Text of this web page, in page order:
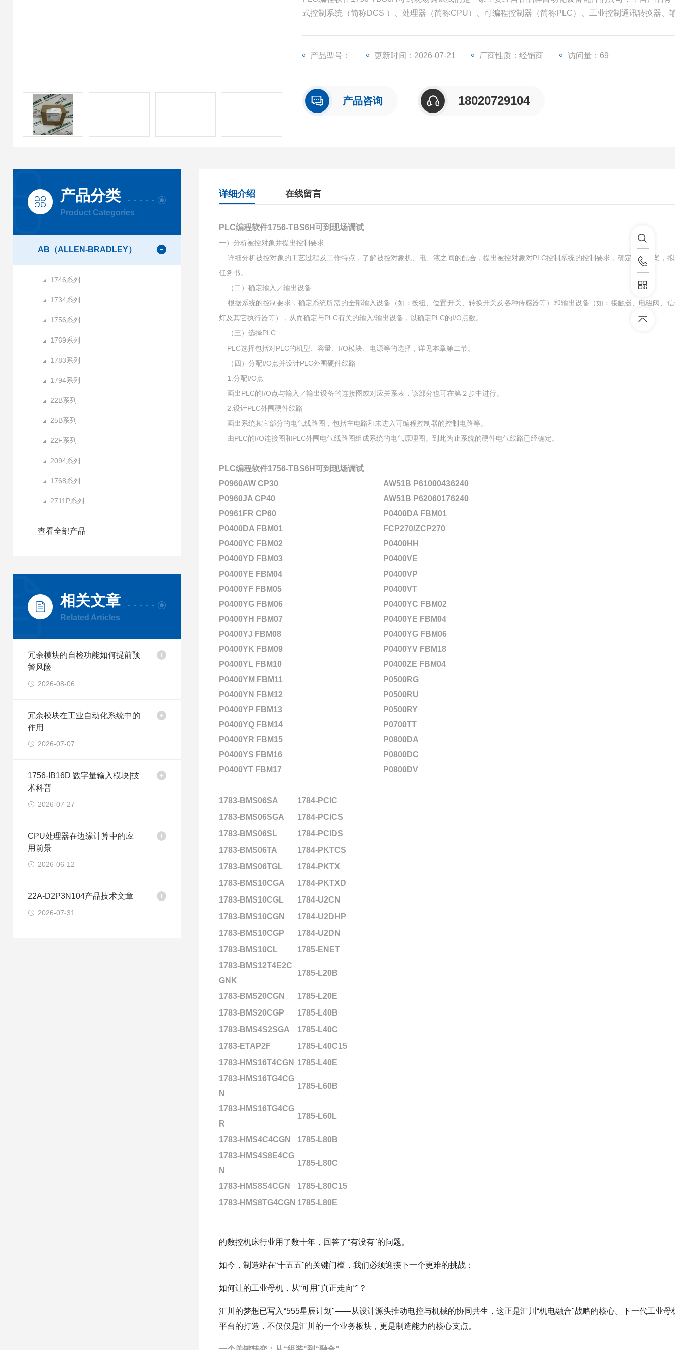
式控制系统（简称DCS ）、处理器（简称CPU）、可编程控制器（简称PLC）、工业控制通讯转换器、
产品型号： 更新时间：2026-07-21 厂商性质：经销商 访问量：69
产品咨询 18020729104
产品分类
Product Categories
AB（ALLEN-BRADLEY）
1746系列
1734系列
1756系列
1769系列
1783系列
1794系列
22B系列
25B系列
22F系列
2094系列
1768系列
2711P系列
查看全部产品
相关文章
Related Articles
冗余模块的自检功能如何提前预
警风险
2026-08-06
冗余模块在工业自动化系统中的
作用
2026-07-07
1756-IB16D 数字量输入模块|技
术科普
2026-07-27
CPU处理器在边缘计算中的应
用前景
2026-06-12
22A-D2P3N104产品技术文章
2026-07-31
详细介绍 在线留言
PLC编程软件1756-TBS6H可到现场调试
一）分析被控对象并提出控制要求
详细分析被控对象的工艺过程及工作特点，了解被控对象机、电、液之间的配合，提出被控对象对PLC控制系统的控制要求，确定控制方案，
任务书。
（二）确定输入／输出设备
根据系统的控制要求，确定系统所需的全部输入设备（如：按纽、位置开关、转换开关及各种传感器等）和输出设备（如：接触器、电磁阀、
灯及其它执行器等），从而确定与PLC有关的输入/输出设备，以确定PLC的I/O点数。
（三）选择PLC
PLC选择包括对PLC的机型、容量、I/O模块、电源等的选择，详见本章第二节。
（四）分配I/O点并设计PLC外围硬件线路
1.分配I/O点
画出PLC的I/O点与输入／输出设备的连接图或对应关系表，该部分也可在第２步中进行。
2.设计PLC外围硬件线路
画出系统其它部分的电气线路图，包括主电路和未进入可编程控制器的控制电路等。
由PLC的I/O连接图和PLC外围电气线路图组成系统的电气原理图。到此为止系统的硬件电气线路已经确定。
PLC编程软件1756-TBS6H可到现场调试
P0960AW CP30
AW51B P61000436240
P0960JA CP40
AW51B P62060176240
P0961FR CP60
P0400DA FBM01
P0400DA FBM01
FCP270/ZCP270
P0400YC FBM02
P0400HH
P0400YD FBM03
P0400VE
P0400YE FBM04
P0400VP
P0400YF FBM05
P0400VT
P0400YG FBM06
P0400YC FBM02
P0400YH FBM07
P0400YE FBM04
P0400YJ FBM08
P0400YG FBM06
P0400YK FBM09
P0400YV FBM18
P0400YL FBM10
P0400ZE FBM04
P0400YM FBM11
P0500RG
P0400YN FBM12
P0500RU
P0400YP FBM13
P0500RY
P0400YQ FBM14
P0700TT
P0400YR FBM15
P0800DA
P0400YS FBM16
P0800DC
P0400YT FBM17
P0800DV
1783-BMS06SA
1784-PCIC
1783-BMS06SGA
1784-PCICS
1783-BMS06SL
1784-PCIDS
1783-BMS06TA
1784-PKTCS
1783-BMS06TGL
1784-PKTX
1783-BMS10CGA
1784-PKTXD
1783-BMS10CGL
1784-U2CN
1783-BMS10CGN
1784-U2DHP
1783-BMS10CGP
1784-U2DN
1783-BMS10CL
1785-ENET
1783-BMS12T4E2C
GNK
1785-L20B
1783-BMS20CGN
1785-L20E
1783-BMS20CGP
1785-L40B
1783-BMS4S2SGA
1785-L40C
1783-ETAP2F
1785-L40C15
1783-HMS16T4CGN 1785-L40E
1783-HMS16TG4CG
N
1785-L60B
1783-HMS16TG4CG
R
1785-L60L
1783-HMS4C4CGN
1785-L80B
1783-HMS4S8E4CG
N
1785-L80C
1783-HMS8S4CGN
1785-L80C15
1783-HMS8TG4CGN 1785-L80E
的数控机床行业用了数十年，回答了“有没有"的问题。
如今，制造站在“十五五"的关键门槛，我们必须迎接下一个更难的挑战：
如何让的工业母机，从“可用"真正走向“"？
汇川的梦想已写入“555星辰计划"——从设计源头推动电控与机械的协同共生，这正是汇川“机电融合"战略的核心。下一代工业母
平台的打造，不仅仅是汇川的一个业务板块，更是制造能力的核心支点。